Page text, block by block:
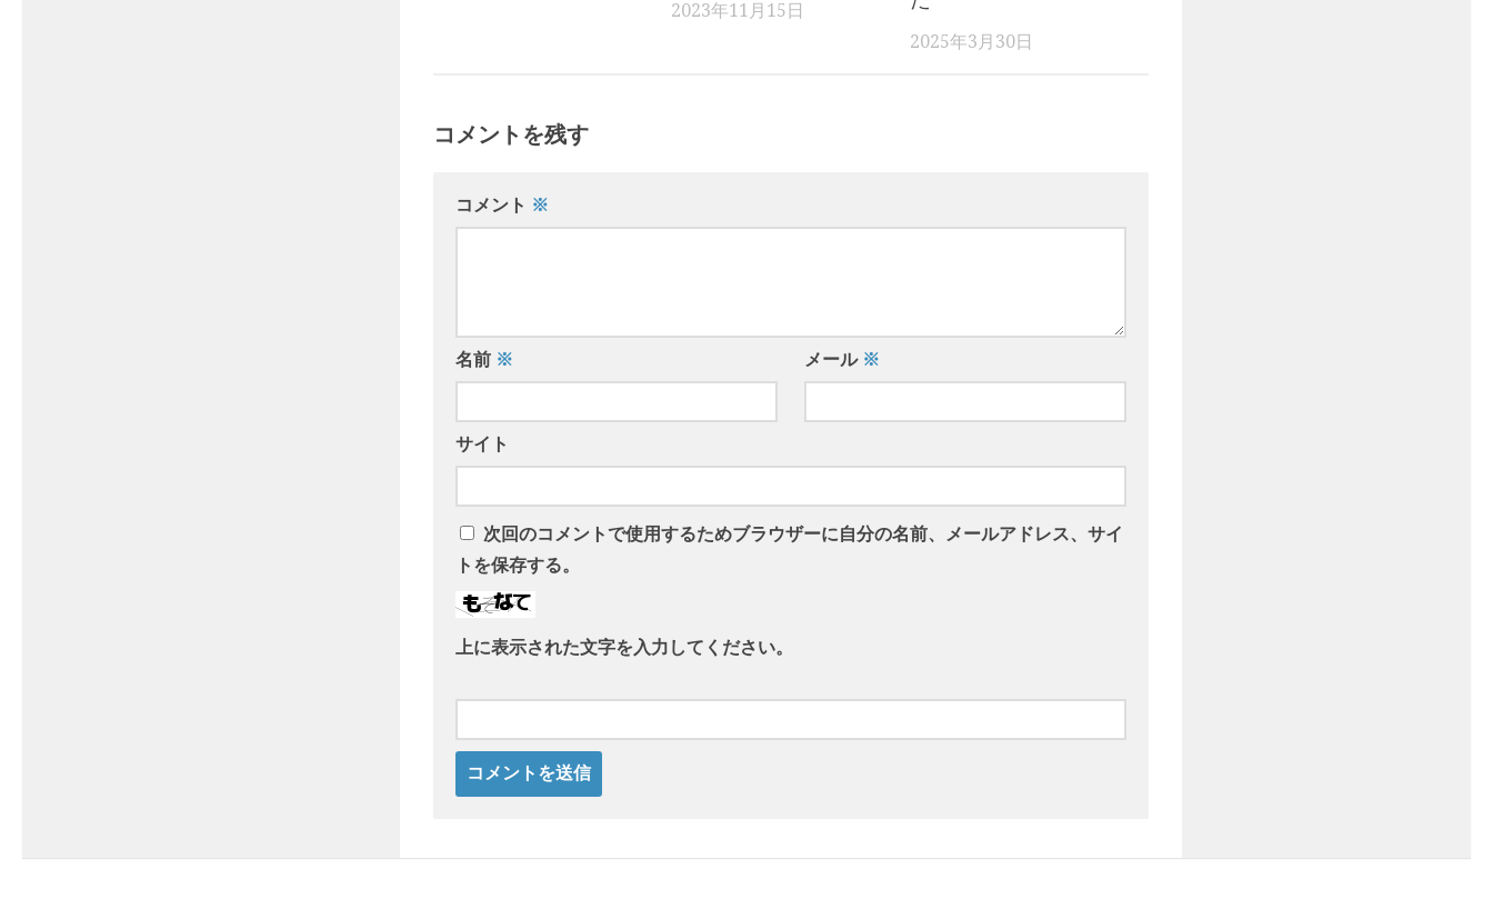
2023年11月15日
2025年3月30日
コメントを残す
コメント ※
名前 ※ メール ※
サイト
次回のコメントで使用するためブラウザーに自分の名前、メールアドレス、サイ
トを保存する。
上に表示された文字を入力してください。